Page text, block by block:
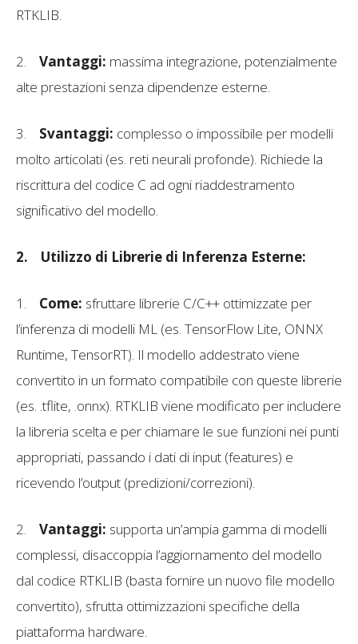
RTKLIB.
2. Vantaggi: massima integrazione, potenzialmente
alte prestazioni senza dipendenze esterne.
3. Svantaggi: complesso o impossibile per modelli
molto articolati (es. reti neurali profonde). Richiede la
riscrittura del codice C ad ogni riaddestramento
significativo del modello.
2. Utilizzo di Librerie di Inferenza Esterne:
1. Come: sfruttare librerie C/C++ ottimizzate per
l’inferenza di modelli ML (es. TensorFlow Lite, ONNX
Runtime, TensorRT). Il modello addestrato viene
convertito in un formato compatibile con queste librerie
(es. .tflite, .onnx). RTKLIB viene modificato per includere
la libreria scelta e per chiamare le sue funzioni nei punti
appropriati, passando i dati di input (features) e
ricevendo l’output (predizioni/correzioni).
2. Vantaggi: supporta un’ampia gamma di modelli
complessi, disaccoppia l’aggiornamento del modello
dal codice RTKLIB (basta fornire un nuovo file modello
convertito), sfrutta ottimizzazioni specifiche della
piattaforma hardware.